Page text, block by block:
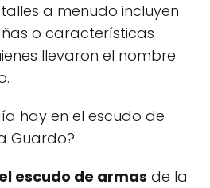
a menudo incluyen
o características
llevaron el nombre
hay en el escudo de
Guardo?
escudo de armas de la